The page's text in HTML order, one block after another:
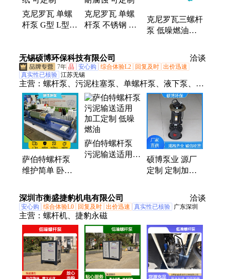
克尼罗瓦 单螺
杆泵 G型 L型
纸 可定制
克尼罗瓦 单螺
杆泵 不锈钢 G
耐腐蚀 可定制
克尼罗瓦三螺杆
泵 低噪燃油润
防爆密封耐高温
可定制
无锡硕博环保科技有限公司 洽谈
7年 品 安心购 综合体验L2 回复及时 出价迅速
真实性已核验 江苏无锡
主营： 螺杆泵、污泥柱塞泵、单螺杆泵、液下泵、砂
浆泵、加压管道泵、自吸排污泵、立式管道泵、密封
管道泵、耐磨多级泵、液压渣浆泵、潜水排污泵、污
泥回流泵、污泥螺杆泵、卧式螺杆泵、防爆潜污泵、
离心管道泵、液下排污泵、罗茨鼓风机、磁悬浮风
机、空气悬浮风机
萨伯特螺杆泵
维护简单 卧式
电力驱动 低噪
运行
萨伯特螺杆泵
污泥输送适用
硕博泵业 源厂
定制 定制加工
深圳市衡盛捷豹机电有限公司 洽谈
安心购 综合体验L0 回复及时 出价迅速 真实性已核验 广东深圳
主营： 螺杆机、捷豹永磁